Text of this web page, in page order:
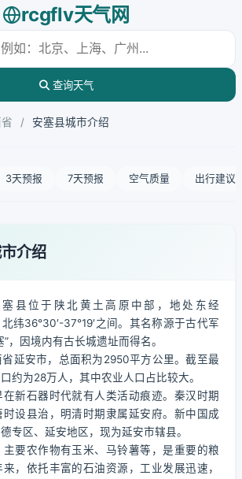
rcgflv天气网
查询天气
/ 安塞县城市介绍
3天预报 7天预报 空气质量 出行建议
介绍
县位于陕北黄土高原中部，地处东经
北纬36°30′-37°19′之间。其名称源于古代军
，因境内有古长城遗址而得名。
延安市，总面积为2950平方公里。截至最
约为28万人，其中农业人口占比较大。
新石器时代就有人类活动痕迹。秦汉时期
设县治，明清时期隶属延安府。新中国成
专区、延安地区，现为延安市辖县。
要农作物有玉米、马铃薯等，是重要的粮
，依托丰富的石油资源，工业发展迅速，